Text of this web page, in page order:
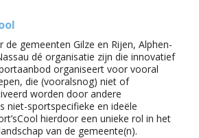
de gemeenten Gilze en Rijen, Alphen-
dé organisatie zijn die innovatief
organiseert voor vooral
die (vooralsnog) niet of
worden door andere
niet-sportspecifieke en ideële
hierdoor een unieke rol in het
van de gemeente(n).